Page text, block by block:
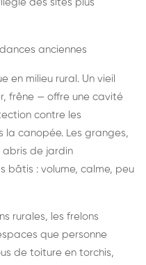
des sites plus
anciennes
en milieu rural. Un vieil
frêne — offre une cavité
contre les
la canopée. Les granges,
abris de jardin
bâtis : volume, calme, peu
rurales, les frelons
que personne
de toiture en torchis,